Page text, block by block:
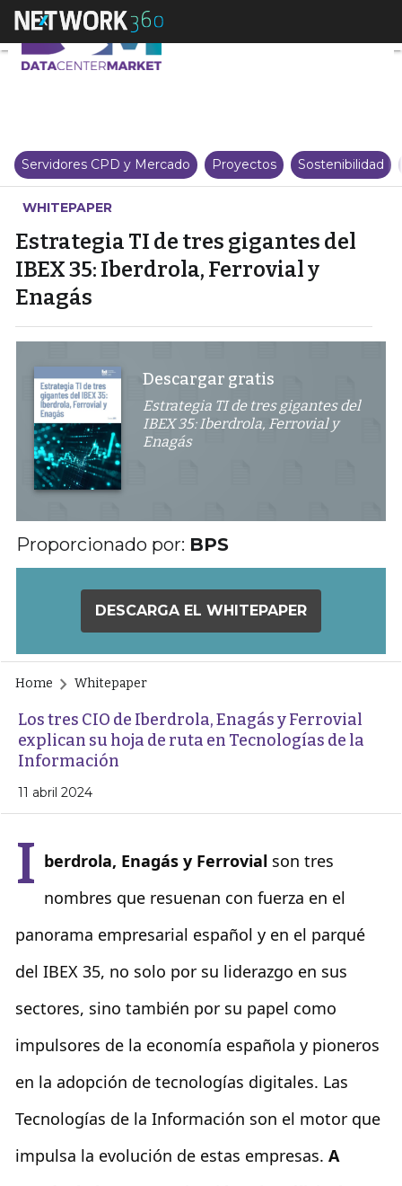
Estrategia TI de tres gigantes
Servidores CPD y Mercado Proyectos Sostenibilidad
WHITEPAPER
Estrategia TI de tres gigantes del
IBEX 35: Iberdrola, Ferrovial y
Enagás
Descargar gratis
Estrategia TI de tres gigantes del
IBEX 35: Iberdrola, Ferrovial y
Enagás
Proporcionado por: BPS
DESCARGA EL WHITEPAPER
Home Whitepaper
Los tres CIO de Iberdrola, Enagás y Ferrovial
explican su hoja de ruta en Tecnologías de la
Información
11 abril 2024
I berdrola, Enagás y Ferrovial son tres
nombres que resuenan con fuerza en el
panorama empresarial español y en el parqué
del IBEX 35, no solo por su liderazgo en sus
sectores, sino también por su papel como
impulsores de la economía española y pioneros
en la adopción de tecnologías digitales. Las
Tecnologías de la Información son el motor que
impulsa la evolución de estas empresas.A